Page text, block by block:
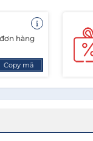
hàng
Copy mã